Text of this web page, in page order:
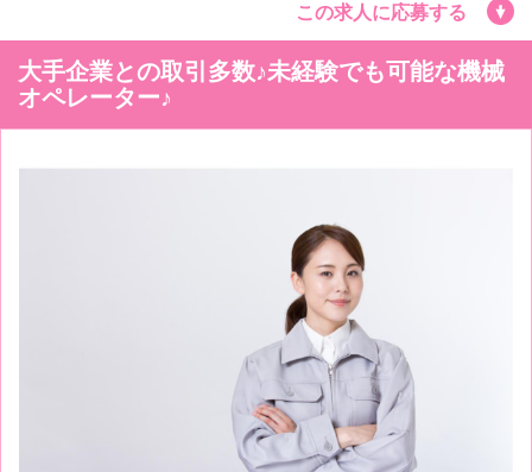
この求人に応募する
大手企業との取引多数♪未経験でも可能な機械
オペレーター♪